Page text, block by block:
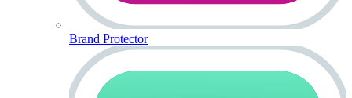
Brand Protector